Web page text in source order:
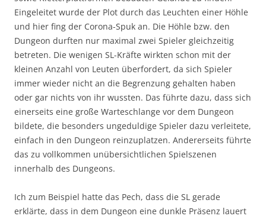
Eingeleitet wurde der Plot durch das Leuchten einer Höhle
und hier fing der Corona-Spuk an. Die Höhle bzw. den
Dungeon durften nur maximal zwei Spieler gleichzeitig
betreten. Die wenigen SL-Kräfte wirkten schon mit der
kleinen Anzahl von Leuten überfordert, da sich Spieler
immer wieder nicht an die Begrenzung gehalten haben
oder gar nichts von ihr wussten. Das führte dazu, dass sich
einerseits eine große Warteschlange vor dem Dungeon
bildete, die besonders ungeduldige Spieler dazu verleitete,
einfach in den Dungeon reinzuplatzen. Andererseits führte
das zu vollkommen unübersichtlichen Spielszenen
innerhalb des Dungeons.
Ich zum Beispiel hatte das Pech, dass die SL gerade
erklärte, dass in dem Dungeon eine dunkle Präsenz lauert